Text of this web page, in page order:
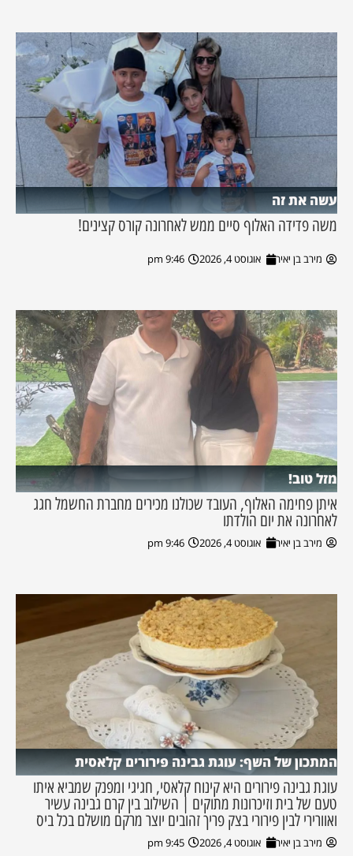
עשה את זה
משה פדידה האלוף סיים ממש לאחרונה קורס קצינים!
מירב בן יאיר אוגוסט 4, 2026 9:46 pm
מזל טוב!
איתן פחימה האלוף, העובד שכולנו מכירים מחברת החשמל חגג
לאחרונה את יום הולדתו
מירב בן יאיר אוגוסט 4, 2026 9:46 pm
המתכון של השף: עוגת גבינה פירורים קלאסית
עוגת גבינה פירורים היא קינוח קלאסי, חגיגי ומפנק שמביא איתו
טעם של בית וזיכרונות מתוקים | השילוב בין קרם גבינה עשיר
ואוורירי לבין פירורי בצק פריך זהובים יוצר מרקם מושלם בכל ביס
מירב בן יאיר אוגוסט 4, 2026 9:45 pm